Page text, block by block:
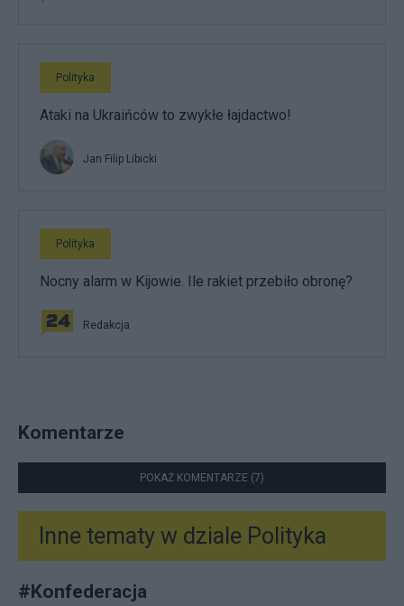
Polityka
Ataki na Ukraińców to zwykłe łajdactwo!
Jan Filip Libicki
Polityka
Nocny alarm w Kijowie. Ile rakiet przebiło obronę?
Redakcja
Komentarze
POKAŻ KOMENTARZE (7)
Inne tematy w dziale Polityka
#Konfederacja